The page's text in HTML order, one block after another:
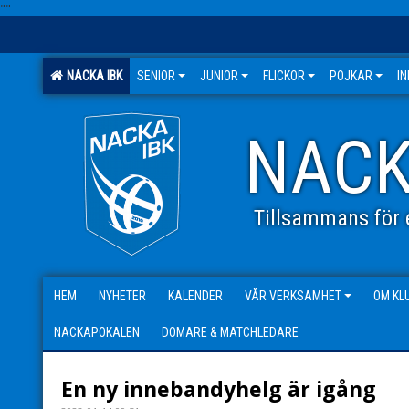
""
NACKA IBK SENIOR JUNIOR FLICKOR POJKAR
Tillsammans för
HEM NYHETER KALENDER VÅR VERKSAMHET OM
NACKAPOKALEN DOMARE & MATCHLEDARE
En ny innebandyhelg är igång